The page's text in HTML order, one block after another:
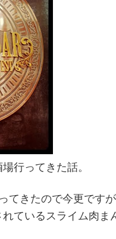
行ってきた話。
てきたので今更です
ているスライム肉ま